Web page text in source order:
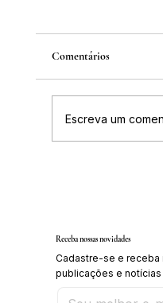
Comentários
Escreva um
Receba nossas novidades
Cadastre-se e
publicações e notícias